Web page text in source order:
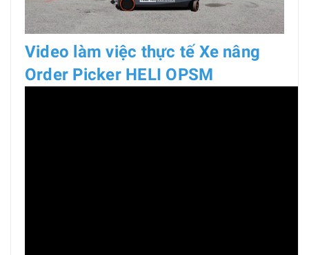
Video làm việc thực tế Xe nâng
Order Picker HELI OPSM